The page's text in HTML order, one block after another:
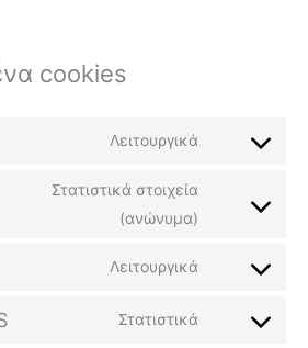
cookies
Λειτουργικά
Στατιστικά στοιχεία
(ανώνυμα)
Λειτουργικά
Στατιστικά